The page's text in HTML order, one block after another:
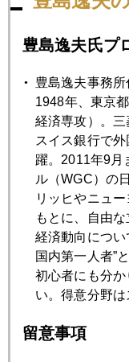
600ドル台回復
2006年10月30日
有事の金の変遷
2006年10月25日
1兆ドルという臨
2006年10月24日
金が下がるシナリオ
短期的相場観測
豊島逸夫氏プ
豊島逸夫事務所
1948年、東京
経済専攻）。三
スイス銀行で
躍。2011年9月
ル（WGC）の
リッヒやニュ
もとに、自由
経済動向につい
国内第一人者”
初心者にも分
い。得意分野は
留意事項